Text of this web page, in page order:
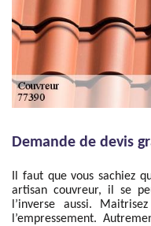
Demande de devis
Il faut que vous sachiez
artisan couvreur, il se
l’inverse aussi.
l’empressement.